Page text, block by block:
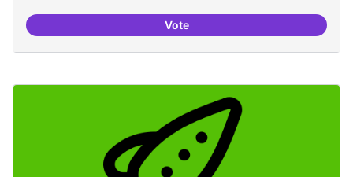
VoteDefinició del currículum del